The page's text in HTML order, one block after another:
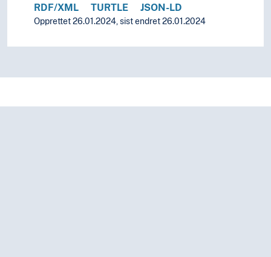
RDF/XML TURTLE JSON-LD
Opprettet 26.01.2024, sist endret 26.01.2024